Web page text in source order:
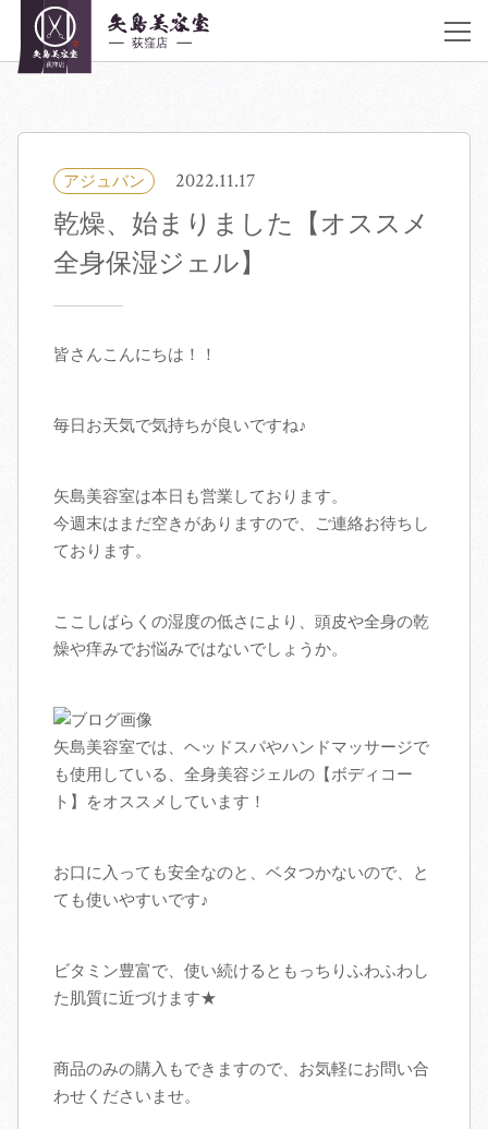
03-6383-5252
着付け・ヘアメイク
ヘアカタログ
クーポン／料金表
アクセス
ブログ
アジュバン 2022.11.17
乾燥、始まりました【オススメ
全身保湿ジェル】
皆さんこんにちは！！
毎日お天気で気持ちが良いですね♪
矢島美容室は本日も営業しております。
今週末はまだ空きがありますので、ご連絡お待ちし
ております。
ここしばらくの湿度の低さにより、頭皮や全身の乾
燥や痒みでお悩みではないでしょうか。
矢島美容室では、ヘッドスパやハンドマッサージで
も使用している、全身美容ジェルの【ボディコー
ト】をオススメしています！
お口に入っても安全なのと、ベタつかないので、と
ても使いやすいです♪
ビタミン豊富で、使い続けるともっちりふわふわし
た肌質に近づけます★
商品のみの購入もできますので、お気軽にお問い合
わせくださいませ。